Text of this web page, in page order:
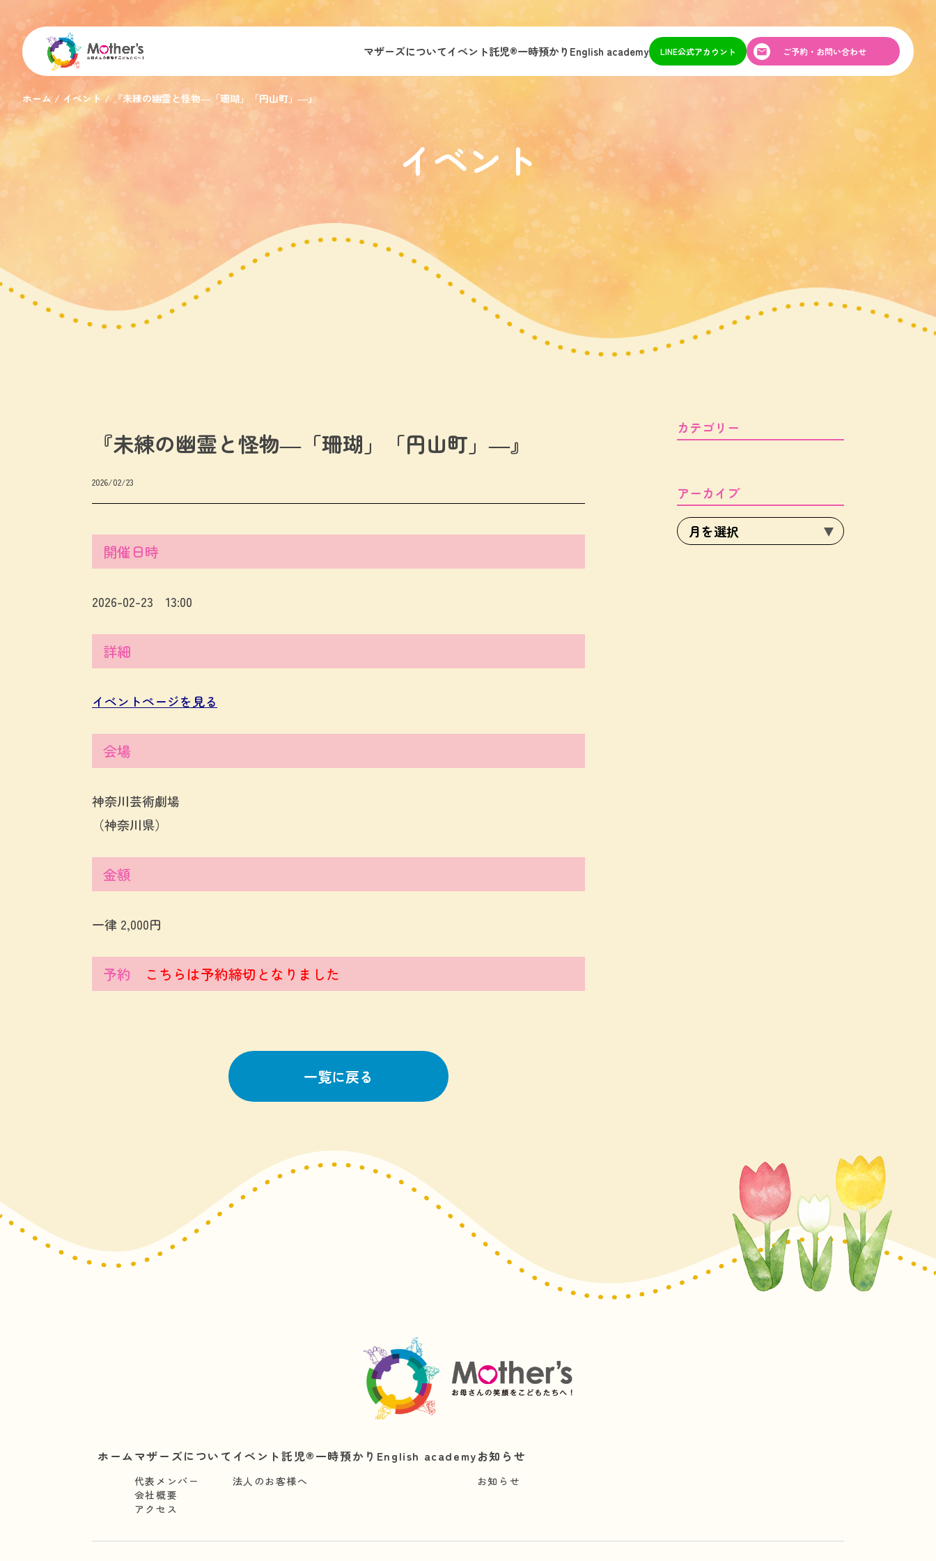
マザーズについてイベント託児®︎一時預かり English academy LINE公式アカウント ご予約・お問い合わせ
ホーム イベント 『未練の幽霊と怪物―「珊瑚」「円山町」―』
イベント
『未練の幽霊と怪物―「珊瑚」「円山町」―』
2026/02/23
開催日時
2026-02-23 13:00
詳細
イベントページを見る
会場
神奈川芸術劇場
（神奈川県）
金額
一律 2,000円
予約 こちらは予約締切となりました
一覧に戻る
カテゴリー
アーカイブ
ホームマザーズについて
代表メンバー
会社概要
アクセス
イベント託児®︎
法人のお客様へ
一時預かり English academyお知らせ
お知らせ